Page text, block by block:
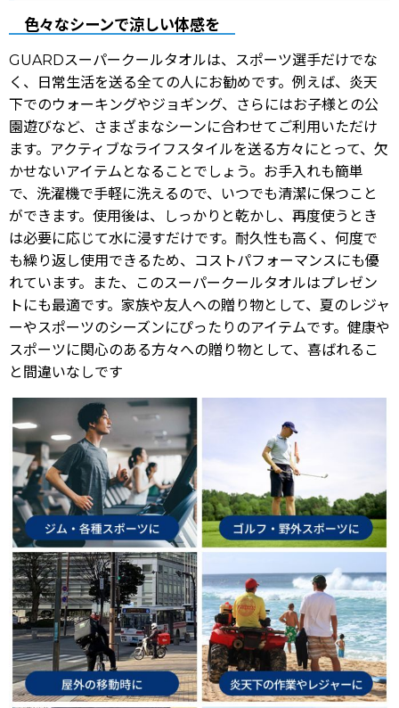
色々なシーンで涼しい体感を
GUARDスーパークールタオルは、スポーツ選手だけでな
く、日常生活を送る全ての人にお勧めです。例えば、炎天
下でのウォーキングやジョギング、さらにはお子様との公
園遊びなど、さまざまなシーンに合わせてご利用いただけ
ます。アクティブなライフスタイルを送る方々にとって、欠
かせないアイテムとなることでしょう。お手入れも簡単
で、洗濯機で手軽に洗えるので、いつでも清潔に保つこと
ができます。使用後は、しっかりと乾かし、再度使うとき
は必要に応じて水に浸すだけです。耐久性も高く、何度で
も繰り返し使用できるため、コストパフォーマンスにも優
れています。また、このスーパークールタオルはプレゼン
トにも最適です。家族や友人への贈り物として、夏のレジャ
ーやスポーツのシーズンにぴったりのアイテムです。健康や
スポーツに関心のある方々への贈り物として、喜ばれるこ
と間違いなしです